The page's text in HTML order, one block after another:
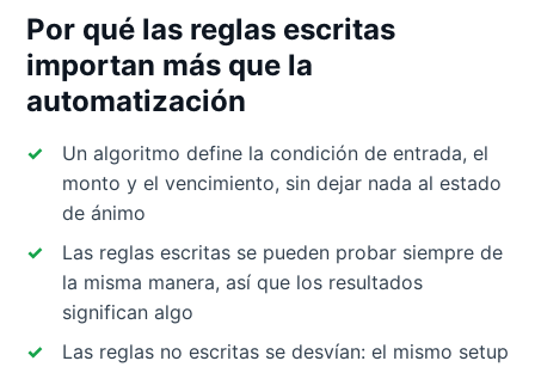
Por qué las reglas escritas
importan más que la
automatización
Un algoritmo define la condición de entrada, el
monto y el vencimiento, sin dejar nada al estado
de ánimo
Las reglas escritas se pueden probar siempre de
la misma manera, así que los resultados
significan algo
Las reglas no escritas se desvían: el mismo setup